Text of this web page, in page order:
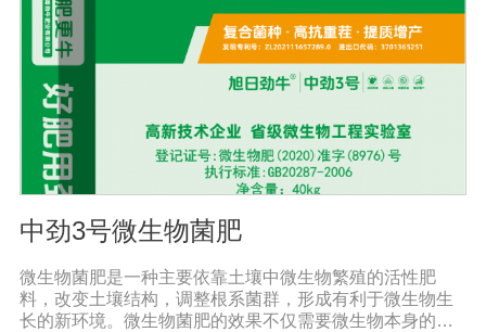
阳光直射和雨淋【保 质 期】24个月
中劲3号微生物菌肥
微生物菌肥是一种主要依靠土壤中微生物繁殖的活性肥
料，改变土壤结构，调整根系菌群，形成有利于微生物生
长的新环境。微生物菌肥的效果不仅需要微生物本身的活